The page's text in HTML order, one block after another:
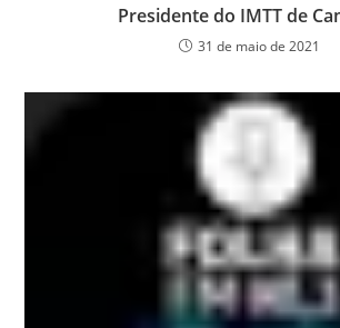
Presidente do IMTT de
31 de maio de 2021